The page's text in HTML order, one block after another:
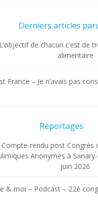
Derniers articles
L’objectif de chacun c’est de
alimentaire
France – Je n’avais pas
Reportages
Compte-rendu post Congrès
Anonymes à
juin 2026
& moi – Podcast – 22è